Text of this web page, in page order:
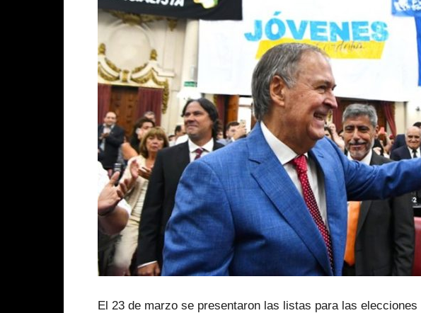
El 23 de marzo se presentaron las listas para las